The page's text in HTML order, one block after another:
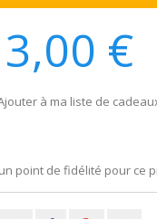
3,00 €
à ma liste de
point de fidélité pour ce